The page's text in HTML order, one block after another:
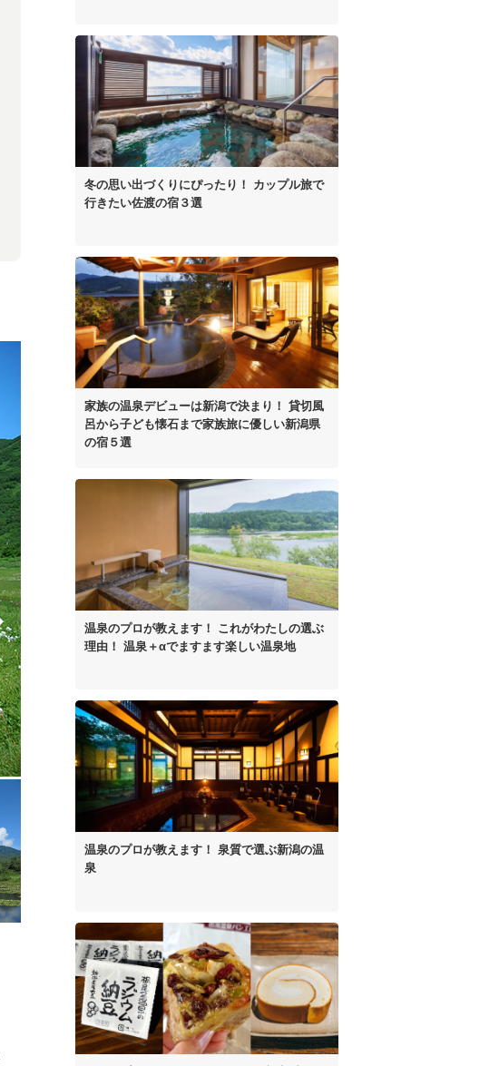
冬の思い出づくりにぴったり！ カップル旅で
行きたい佐渡の宿３選
家族の温泉デビューは新潟で決まり！ 貸切風
呂から子ども懐石まで家族旅に優しい新潟県
の宿５選
温泉のプロが教えます！ これがわたしの選ぶ
理由！ 温泉＋αでますます楽しい温泉地
温泉のプロが教えます！ 泉質で選ぶ新潟の温
泉